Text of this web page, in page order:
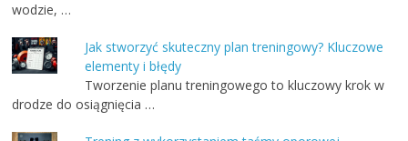
wodzie, …
Jak stworzyć skuteczny plan treningowy? Kluczowe
elementy i błędy
Tworzenie planu treningowego to kluczowy krok w
drodze do osiągnięcia …